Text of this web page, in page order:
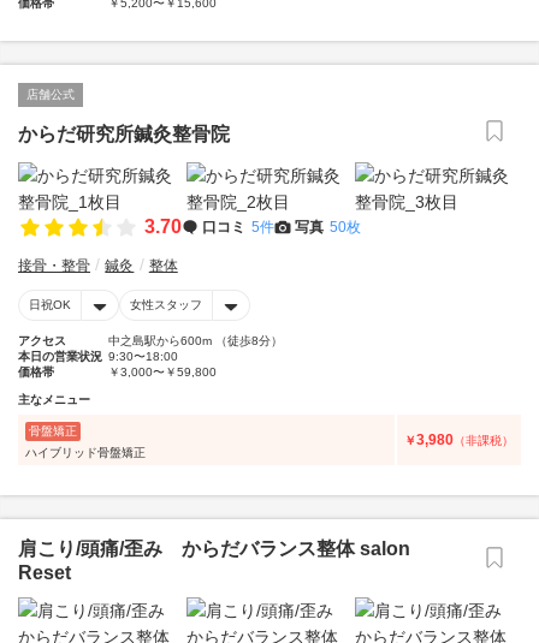
価格帯
￥5,200〜￥15,600
店舗公式
からだ研究所鍼灸整骨院
3.70 口コミ 5件 写真 50枚
接骨・整骨 鍼灸 整体
日祝OK 女性スタッフ
アクセス
中之島駅から600m （徒歩8分）
本日の営業状況 9:30〜18:00
価格帯
￥3,000〜￥59,800
主なメニュー
骨盤矯正
ハイブリッド骨盤矯正
￥3,980 （非課税）
肩こり/頭痛/歪み からだバランス整体 salon
Reset